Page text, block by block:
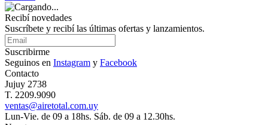
Recibí novedades
Suscríbete y recibí las últimas ofertas y lanzamientos.
Suscribirme
Seguinos en Instagram y Facebook
Contacto
Jujuy 2738
T. 2209.9090
ventas@airetotal.com.uy
Lun-Vie. de 09 a 18hs. Sáb. de 09 a 12.30hs.